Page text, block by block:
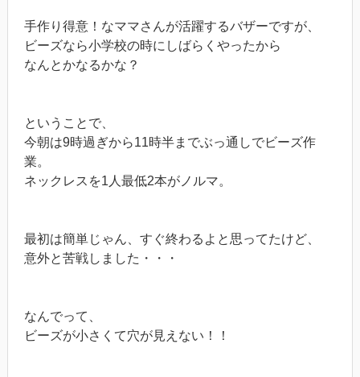
手作り得意！なママさんが活躍するバザーですが、
ビーズなら小学校の時にしばらくやったから
なんとかなるかな？
ということで、
今朝は9時過ぎから11時半までぶっ通しでビーズ作
業。
ネックレスを1人最低2本がノルマ。
最初は簡単じゃん、すぐ終わるよと思ってたけど、
意外と苦戦しました・・・
なんでって、
ビーズが小さくて穴が見えない！！